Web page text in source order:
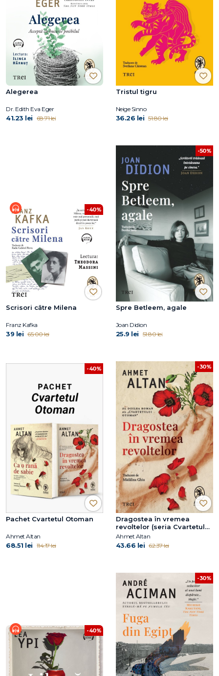
Alegerea
Dr. Edith Eva Eger
41.23 lei 68.71 lei
Tristul tigru
Neige Sinno
36.26 lei 51.80 lei
-40%
Scrisori către Milena
Franz Kafka
39 lei 65.00 lei
-50%
Spre Betleem, agale
Joan Didion
25.9 lei 51.80 lei
-40%
Pachet Cvartetul Otoman
Ahmet Altan
68.51 lei 114.17 lei
-30%
Dragostea în vremea
revoltelor (seria Cvartetul
Otoman, vol. 2)
Ahmet Altan
43.66 lei 62.37 lei
-40%
-30%